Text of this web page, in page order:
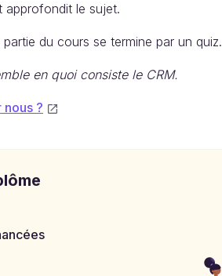
approfondit le sujet.
du cours se termine par un quiz.
en quoi consiste le CRM.
?